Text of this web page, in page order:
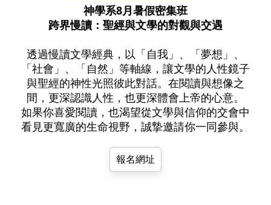
神學系8月暑假密集班
跨界慢讀：聖經與文學的對觀與交遇
透過慢讀文學經典，以「自我」、「夢想」、
「社會」、「自然」等軸線，讓文學的人性鏡子
與聖經的神性光照彼此對話。在閱讀與想像之
間，更深認識人性，也更深體會上帝的心意。
如果你喜愛閱讀，也渴望從文學與信仰的交會中
看見更寬廣的生命視野，誠摯邀請你一同參與。
報名網址